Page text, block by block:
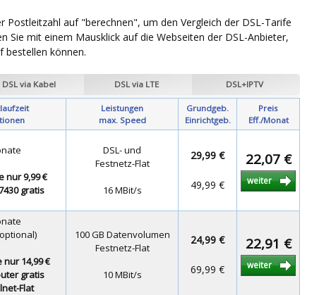
Postleitzahl auf "berechnen", um den Vergleich der DSL-Tarife
Sie mit einem Mausklick auf die Webseiten der DSL-Anbieter,
bestellen können.
DSL via Kabel DSL via LTE DSL+IPTV
Leistungen
max. Speed
Grundgeb.
Einrichtgeb.
Preis
Eff./Monat
nur 9,99 €
gratis
DSL- und
Festnetz-Flat
16 MBit/s
29,99 €
49,99 €
22,07 €
weiter
14,99 €
gratis
Flat
100 GB Datenvolumen
Festnetz-Flat
10 MBit/s
24,99 €
69,99 €
22,91 €
weiter